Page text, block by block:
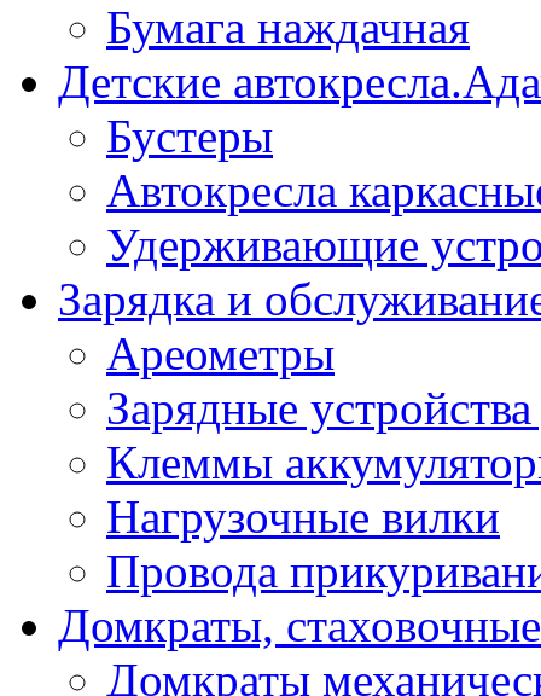
Бумага наждачная
Детские
Бустеры
Автокресла
Удерживающие
Зарядка и
Ареометры
Зарядные
Клеммы
Нагрузочные вилки
Провода
Домкраты,
Домкраты